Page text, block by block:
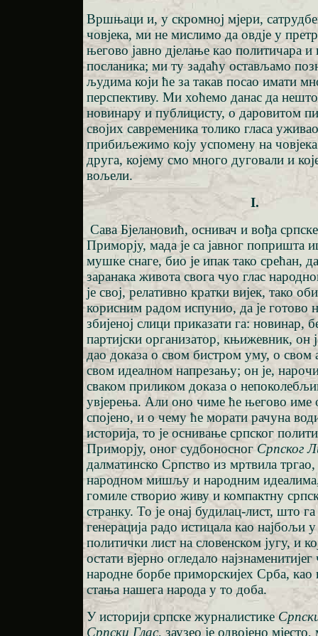
Вршњаци и, у скромној мјери,
човјека, ми не мислимо да овдје у
његово јавно дјелање као политичара и
посланика; ми ту задаћу остављамо
људима који ће за такав посао имати
перспективу. Ми хоћемо данас да
новинару и публицисту, о даровитом
својих савременика толико гласа
прибиљежимо коју успомену на
друга, којему смо много дуговали и
вољели.
I.
Сава Бјелановић, оснивач и вођа
Приморју, мада је са јавног попришта
мушке снаге, био је ипак тако срећан,
заранака живота свога чуо глас
је свој, релативно кратки вијек, тако
корисним радом испунио, да је готово
збијеној слици приказати га: новинар,
партијски организатор, књижевник, он
дао доказа о свом бистром уму, о свом
свом идеалном напрезању; он је,
сваком приликом доказа о
увјерења. Али оно чиме ће његово име
спојено, и о чему ће морати рачуна
историја, то је оснивање српског
Приморју, оног судбоносног Српског
далматинско Српство из мртвила тргао,
народном мишљу и народним идеалима,
гомиле створио живу и компактну
странку. То је онај будилац-лист, што га
генерација радо истицала као најбољи
политички лист на словенском југу, и
остати вјерно огледало
народне борбе приморскијех Срба, као
стања нашега народа у то доба.
У историји српске журналистике
Српски Глас, заузео је одвојено